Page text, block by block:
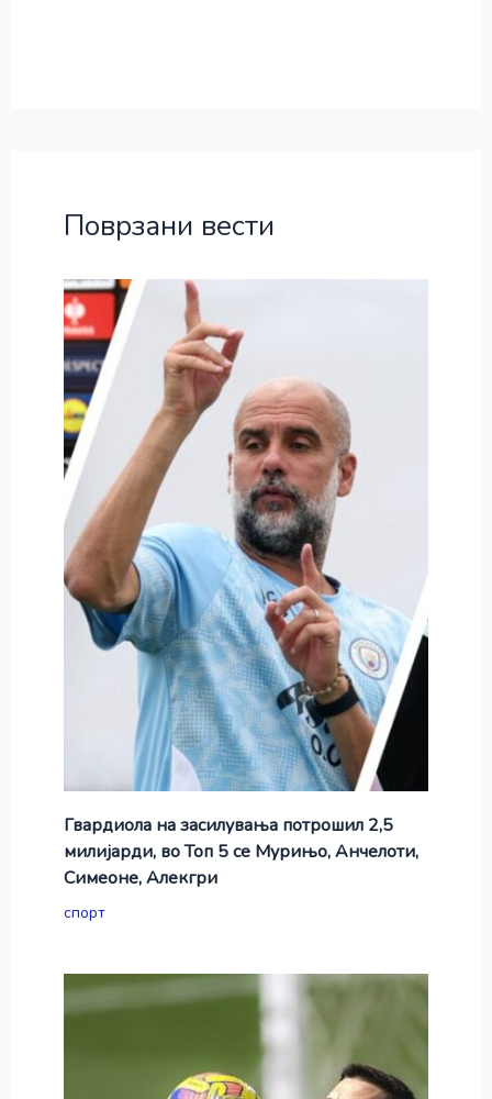
Поврзани вести
Гвардиола на засилувања потрошил 2,5
милијарди, во Топ 5 се Мурињо, Анчелоти,
Симеоне, Алекгри
спорт